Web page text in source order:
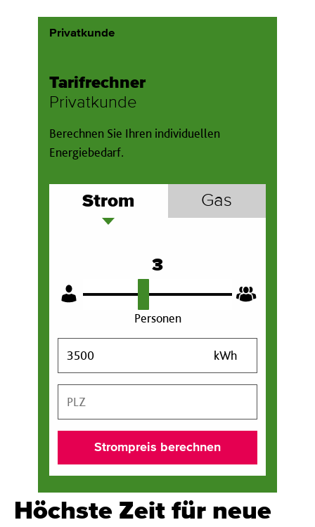
Privatkunde
Tarifrechner
Privatkunde
Berechnen Sie Ihren individuellen
Energiebedarf.
Strom Gas
3
Personen
a
c
h
kWh
Strompreis berechnen
Höchste Zeit für neue